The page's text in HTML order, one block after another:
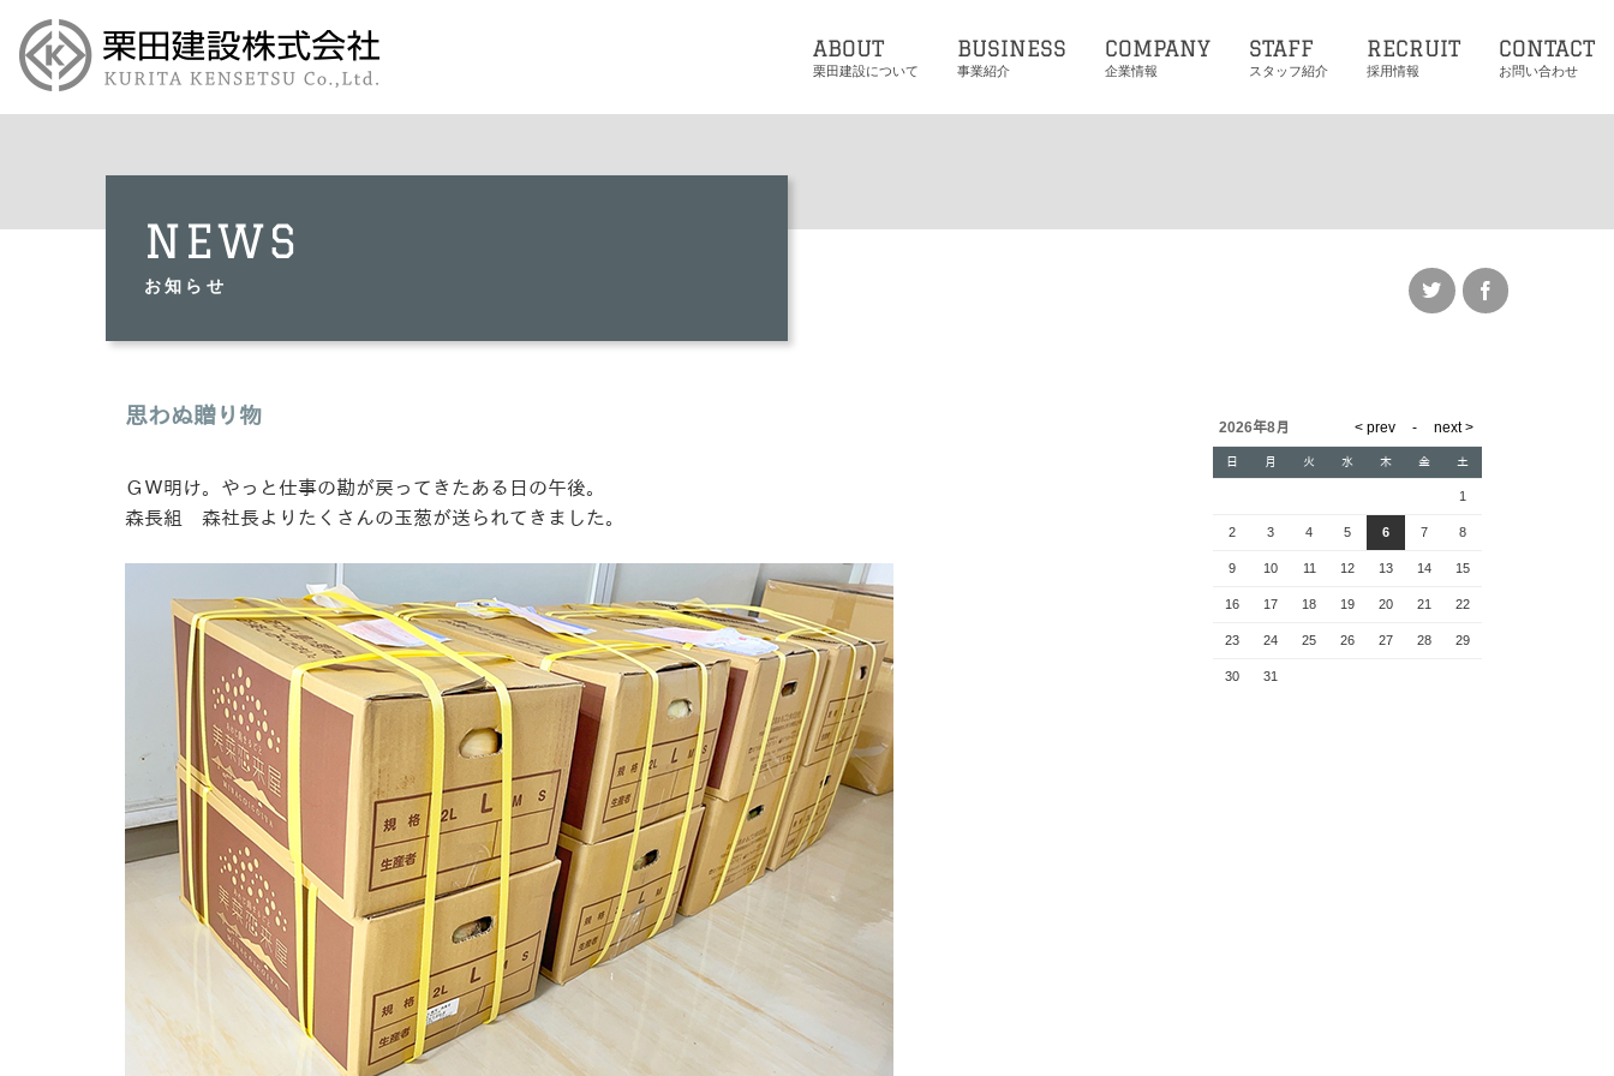
ABOUT
栗田建設について
BUSINESS
事業紹介
COMPANY
企業情報
STAFF
スタッフ紹介
RECRUIT
採用情報
CONTACT
お問い合わせ
NEWS
お知らせ
思わぬ贈り物
ＧＷ明け。やっと仕事の勘が戻ってきたある日の午後。
森長組 森社長よりたくさんの玉葱が送られてきました。
2026年8月
日 月 火 水 木 金 土
1
2 3 4 5 6 7 8
9 10 11 12 13 14 15
16 17 18 19 20 21 22
23 24 25 26 27 28 29
30 31